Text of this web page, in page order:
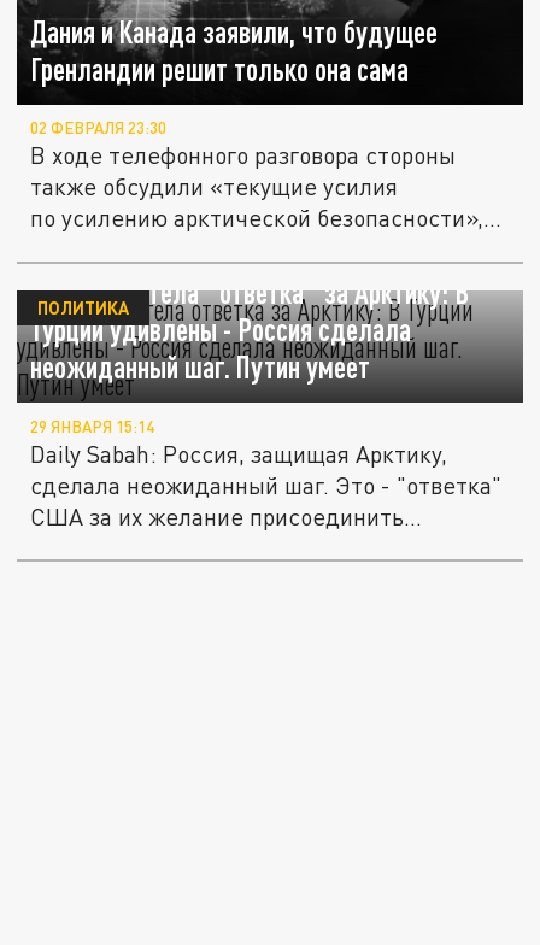
Дания и Канада заявили, что будущее
Гренландии решит только она сама
02 ФЕВРАЛЯ 23:30
В ходе телефонного разговора стороны
также обсудили «текущие усилия
по усилению арктической безопасности»,...
США прилетела "ответка" за Арктику: В
Турции удивлены - Россия сделала
неожиданный шаг. Путин умеет
ПОЛИТИКА
29 ЯНВАРЯ 15:14
Daily Sabah: Россия, защищая Арктику,
сделала неожиданный шаг. Это - "ответка"
США за их желание присоединить...